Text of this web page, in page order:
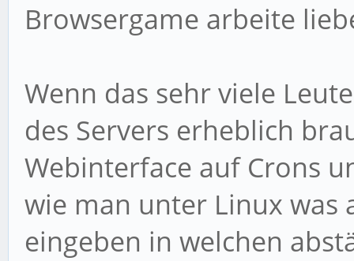
Browsergame arbeite
Wenn das sehr viele
des Servers erheblich
Webinterface auf Crons
wie man unter Linux
eingeben in welchen